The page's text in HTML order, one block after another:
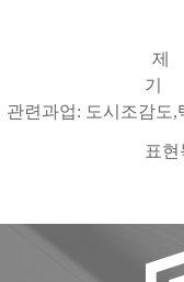
제
기
관련과업: 도시조감도
표